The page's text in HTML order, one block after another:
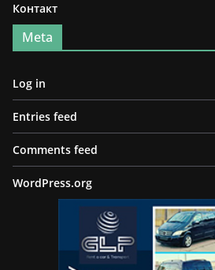
Контакт
Meta
Log in
Entries feed
Comments feed
WordPress.org